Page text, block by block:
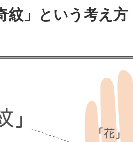
紋」という考え方